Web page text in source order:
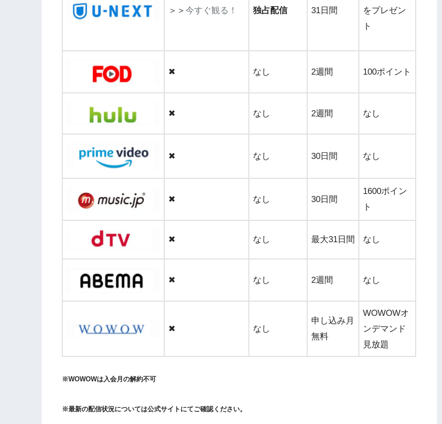
＞＞ 今すぐ観る！ 独占配信 31日間
をプレゼン
ト
✖ なし 2週間 100ポイント
✖ なし 2週間 なし
✖ なし 30日間 なし
✖ なし 30日間
1600ポイン
ト
✖ なし 最大31日間 なし
✖ なし 2週間 なし
✖ なし
申し込み月
無料
WOWOWオ
ンデマンド
見放題
※WOWOWは入会月の解約不可
※最新の配信状況については公式サイトにてご確認ください。